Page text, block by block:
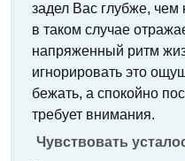
задел Вас глубже, чем
в таком случае
напряженный ритм
игнорировать это
бежать, а спокойно
требует внимания.
Чувствовать